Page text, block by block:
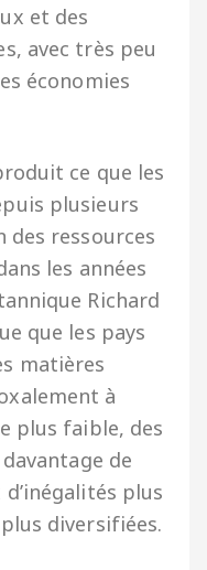
et des
avec très peu
économies
ce que les
plusieurs
des ressources
les années
Richard
que les pays
matières
à
plus faible, des
de
plus
diversifiées.